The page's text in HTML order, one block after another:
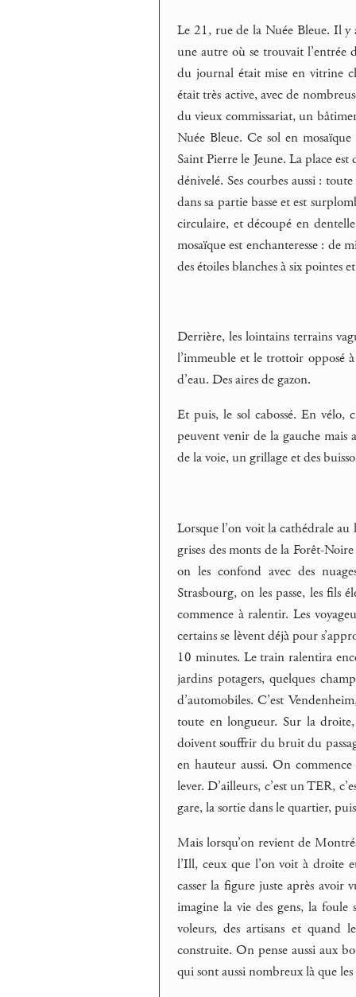
Le 21, rue de la Nuée Bleue. Il y
une autre où se trouvait l’entrée
du journal était mise en vitrine
était très active, avec de
du vieux commissariat, un
Nuée Bleue. Ce sol en
Saint Pierre le Jeune. La place
dénivelé. Ses courbes aussi :
dans sa partie basse et est
circulaire, et découpé en
mosaïque est enchanteresse : de
des étoiles blanches à six pointes
Derrière, les lointains terrains
l’immeuble et le trottoir opposé
d’eau. Des aires de gazon.
Et puis, le sol cabossé. En vélo,
peuvent venir de la gauche mais
de la voie, un grillage et des
Lorsque l’on voit la cathédrale
grises des monts de la Forêt-
on les confond avec des
Strasbourg, on les passe, les fils
commence à ralentir. Les
certains se lèvent déjà pour
10 minutes. Le train ralentira
jardins potagers, quelques
d’automobiles. C’est
toute en longueur. Sur la droite,
doivent souffrir du bruit du
en hauteur aussi. On
lever. D’ailleurs, c’est un TER,
gare, la sortie dans le quartier,
Mais lorsqu’on revient de
l’Ill, ceux que l’on voit à droite
casser la figure juste après avoir
imagine la vie des gens, la foule
voleurs, des artisans et quand
construite. On pense aussi aux
qui sont aussi nombreux là que